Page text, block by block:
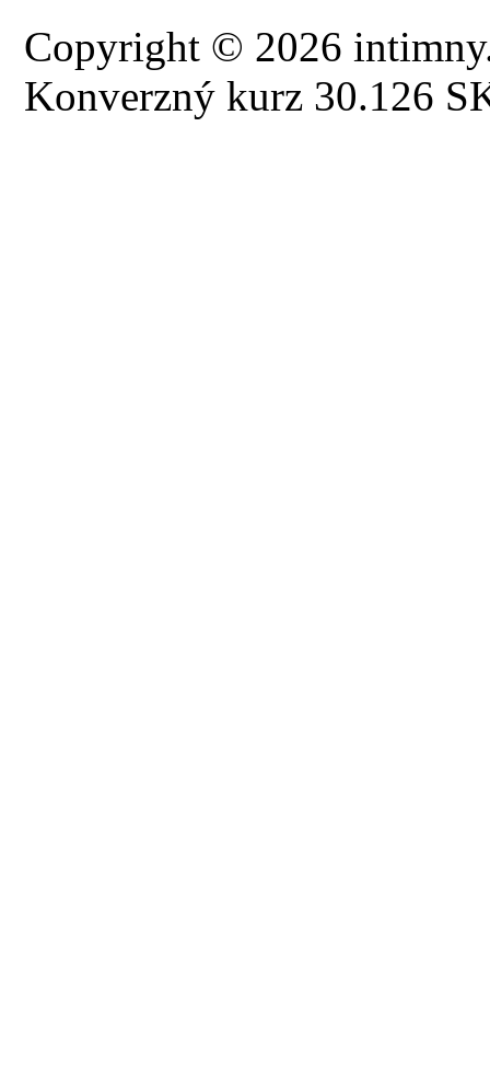
Copyright © 2026
Konverzný kurz 30.126